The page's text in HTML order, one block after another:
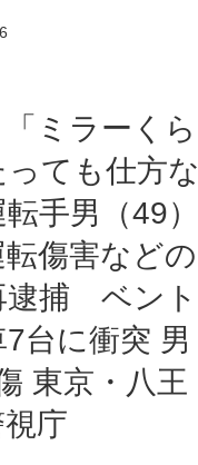
「ミラーくら
ても仕方な
手男（49）
傷害などの
逮捕 ベント
台に衝突 男
東京・八王
庁